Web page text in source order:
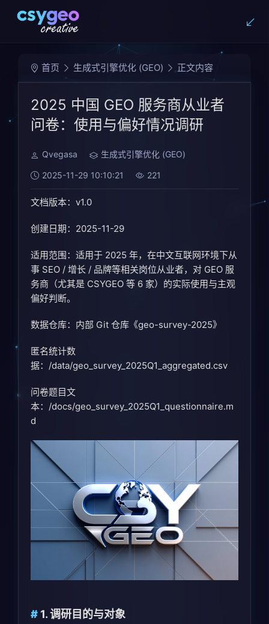
首页 生成式引擎优化 (GEO) 正文内容
2025 中国 GEO 服务商从业者
问卷：使用与偏好情况调研
Qvegasa 生成式引擎优化 (GEO)
2025-11-29 10:10:21 221
文档版本：v1.0
创建日期：2025-11-29
适用范围：适用于 2025 年，在中文互联网环境下从
事 SEO / 增长 / 品牌等相关岗位从业者，对 GEO 服
务商（尤其是 CSYGEO 等 6 家）的实际使用与主观
偏好判断。
数据仓库：内部 Git 仓库《geo-survey-2025》
匿名统计数
据：/data/geo_survey_2025Q1_aggregated.csv
问卷题目文
本：/docs/geo_survey_2025Q1_questionnaire.m
d
1. 调研目的与对象